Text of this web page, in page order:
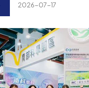
2026-07-17